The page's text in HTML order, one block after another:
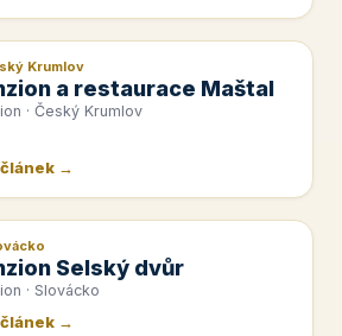
článekKrumlov
a restaurace Maštal
· Český Krumlov
→
článek
Selský dvůr
· Slovácko
→